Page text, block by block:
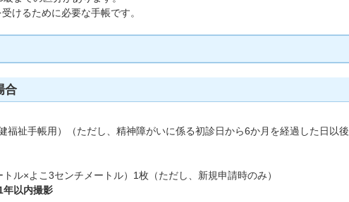
けるために必要な手帳です。
合
福祉手帳用）（ただし、精神障がいに係る初診日から6か月を経過した日以後
ル×よこ3センチメートル）1枚（ただし、新規申請時のみ）
年以内撮影